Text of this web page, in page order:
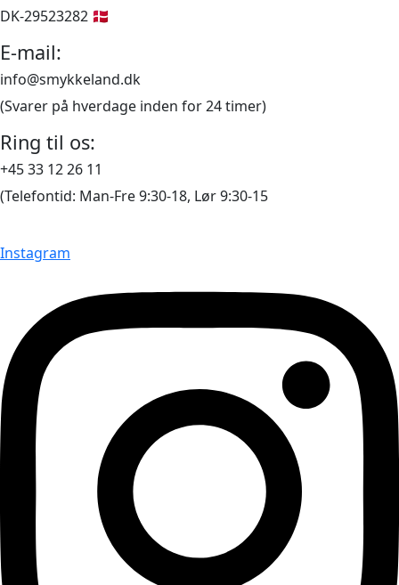
DK-29523282 🇩🇰
E-mail:
info@smykkeland.dk
(Svarer på hverdage inden for 24 timer)
Ring til os:
+45 33 12 26 11
(Telefontid: Man-Fre 9:30-18, Lør 9:30-15
Instagram